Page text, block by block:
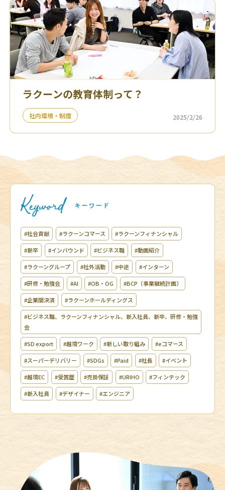
ラクーンの教育体制って？
社内環境・制度 2025/2/26
#社会貢献 #ラクーンコマース #ラクーンフィナンシャル
#新卒 #インバウンド #ビジネス職 #動画紹介
#ラクーングループ #社外活動 #中途 #インターン
#研修・勉強会 #AI #OB・OG #BCP（事業継続計画）
#企業間決済 #ラクーンホールディングス
#ビジネス職、ラクーンフィナンシャル、新入社員、新卒、研修・勉強
会
#SD export #越境ワーク #新しい取り組み #eコマース
#スーパーデリバリー #SDGs #Paid #社長 #イベント
#越境EC #受賞歴 #売掛保証 #URIHO #フィンテック
#新入社員 #デザイナー #エンジニア